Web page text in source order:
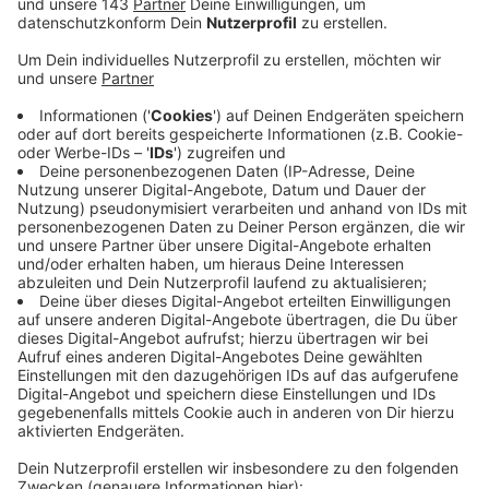
beschädigte Autos und 15.000 Euro Sachschaden -
das ist die Bilanz eines Verkehrsunfalls
vergangene Nacht in Witten. Die
Unfallverursacherin, eine 20-jährige Frau aus
Witten, war von der Fahrbahn abgekommen.
Weitere Personen waren nicht beteiligt. Die
Wittenerin war gegen 1:00 Uhr vergangene Nacht
auf der Annenstraße in Richtung Ardeystraße
unterwegs, als sie aus bisher ungeklärter Ursache
die Kontrolle über ihr Auto verlor. Sie touchierte
den Außenspiegel eines geparkten Wagens, stieß
mit dem davor geparkten Auto zusammen und
schob das auf ein weiteres. Dabei zog sich die Frau
schwere Verletzungen zu. Ein Rettungswagen
brachte sie in ein Krankenhaus. Ihr Auto musste
abgeschleppt werden. Die Annenstraße war für die
Unfallaufnahme komplett gesperrt.
Veröffentlicht: Mittwoch, 23.08.2023 13:18